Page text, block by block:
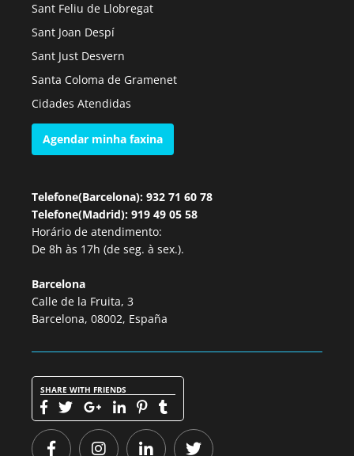
Sant Feliu de Llobregat
Sant Joan Despí
Sant Just Desvern
Santa Coloma de Gramenet
Cidades Atendidas
Agendar minha faxina
Telefone(Barcelona): 932 71 60 78
Telefone(Madrid): 919 49 05 58
Horário de atendimento:
De 8h às 17h (de seg. à sex.).
Barcelona
Calle de la Fruita, 3
Barcelona, 08002, España
SHARE WITH FRIENDS